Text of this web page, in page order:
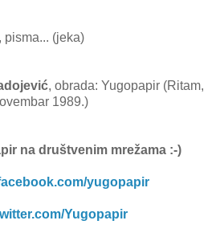
pisma... (jeka)
, obrada: Yugopapir (Ritam,
1989.)
na društvenim mrežama :-)
yugopapir
Yugopapir